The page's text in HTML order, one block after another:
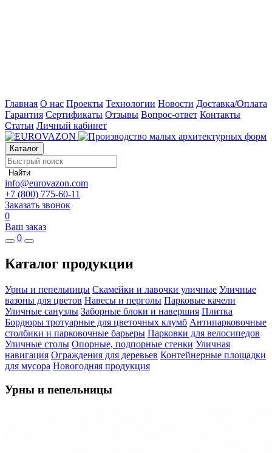
Главная О нас Проекты Технологии Новости Доставка/Оплата
Гарантия Сертификаты Отзывы Вопрос-ответ Контакты
Статьи Личный кабинет
Каталог
Найти
info@eurovazon.com
+7 (800) 775-60-11
Заказать звонок
0
Ваш заказ
0
Каталог продукции
Урны и пепельницы Скамейки и лавочки уличные Уличные
вазоны для цветов Навесы и перголы Парковые качели
Уличные санузлы Заборные блоки и навершия Плитка
Бордюры тротуарные для цветочных клумб Антипарковочные
столбики и парковочные барьеры Парковки для велосипедов
Уличные столы Опорные, подпорные стенки Уличная
навигация Ограждения для деревьев Контейнерные площадки
для мусора Новогодняя продукция
Урны и пепельницы